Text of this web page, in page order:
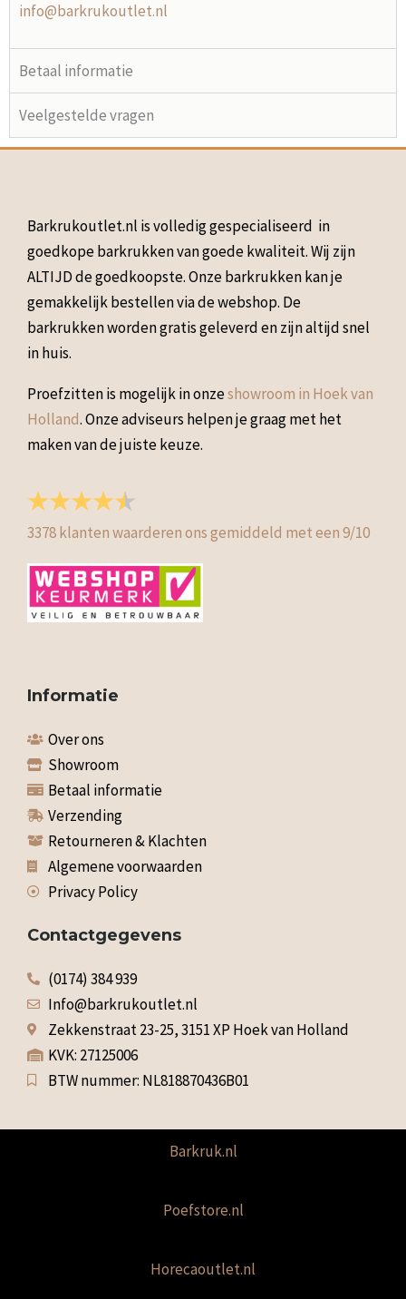
info@barkrukoutlet.nl
Betaal informatie
Veelgestelde vragen
Barkrukoutlet.nl is volledig gespecialiseerd in
goedkope barkrukken van goede kwaliteit. Wij zijn
ALTIJD de goedkoopste. Onze barkrukken kan je
gemakkelijk bestellen via de webshop. De
barkrukken worden gratis geleverd en zijn altijd snel
in huis.
Proefzitten is mogelijk in onzeshowroom in Hoek van
Holland. Onze adviseurs helpen je graag met het
maken van de juiste keuze.
3378klanten waarderen ons gemiddeld met een9/10
Informatie
Over ons
Showroom
Betaal informatie
Verzending
Retourneren & Klachten
Algemene voorwaarden
Privacy Policy
Contactgegevens
(0174) 384 939
Info@barkrukoutlet.nl
Zekkenstraat 23-25, 3151 XP Hoek van Holland
KVK: 27125006
BTW nummer: NL818870436B01
Barkruk.nl
Poefstore.nl
Horecaoutlet.nl